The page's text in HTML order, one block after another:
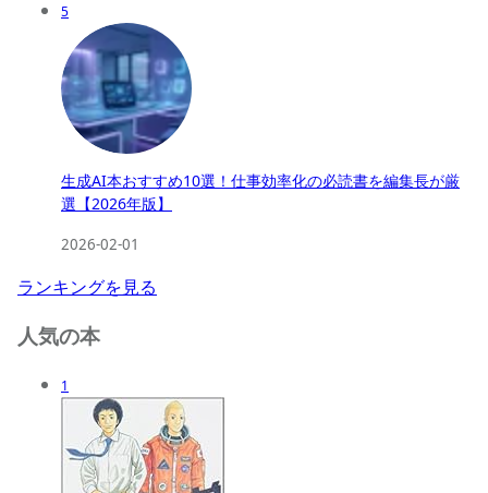
5
生成AI本おすすめ10選！仕事効率化の必読書を編集長が厳
選【2026年版】
2026-02-01
ランキングを見る
人気の本
1